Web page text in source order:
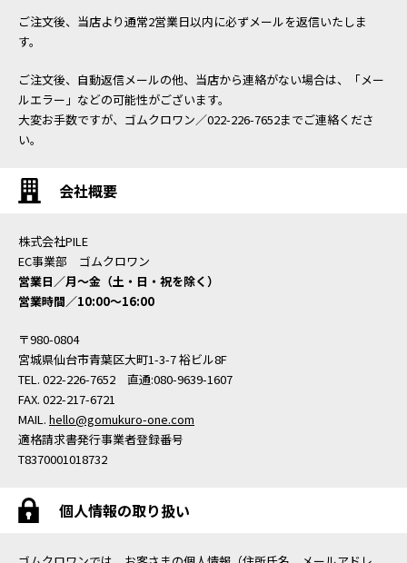
ご注文後、当店より通常2営業日以内に必ずメールを返信いたしま
す。
ご注文後、自動返信メールの他、当店から連絡がない場合は、「メー
ルエラー」などの可能性がございます。
大変お手数ですが、ゴムクロワン／022-226-7652までご連絡くださ
い。
会社概要
株式会社PILE
EC事業部 ゴムクロワン
営業日／月〜金（土・日・祝を除く）
営業時間／10:00〜16:00
〒980-0804
宮城県仙台市青葉区大町1-3-7 裕ビル8F
TEL. 022-226-7652 直通:080-9639-1607
FAX. 022-217-6721
MAIL. hello@gomukuro-one.com
適格請求書発行事業者登録番号
T8370001018732
個人情報の取り扱い